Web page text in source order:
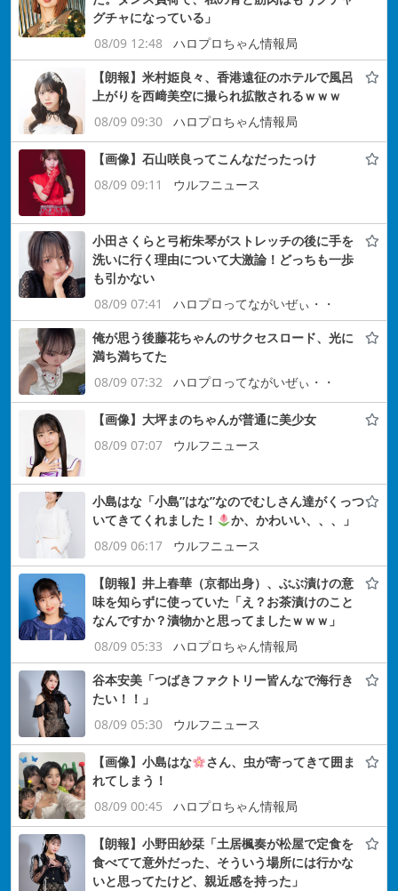
グチャになっている」
08/09 12:48
ハロプロちゃん情報局
【朗報】米村姫良々、香港遠征のホテルで風呂
上がりを西﨑美空に撮られ拡散されるｗｗｗ
08/09 09:30
ハロプロちゃん情報局
【画像】石山咲良ってこんなだったっけ
08/09 09:11
ウルフニュース
小田さくらと弓桁朱琴がストレッチの後に手を
洗いに行く理由について大激論！どっちも一歩
も引かない
08/09 07:41
ハロプロってながいぜぃ・・
俺が思う後藤花ちゃんのサクセスロード、光に
満ち満ちてた
08/09 07:32
ハロプロってながいぜぃ・・
【画像】大坪まのちゃんが普通に美少女
08/09 07:07
ウルフニュース
小島はな「小島”はな”なのでむしさん達がくっつ
いてきてくれました！
か、かわいい、、、」
08/09 06:17
ウルフニュース
【朗報】井上春華（京都出身）、ぶぶ漬けの意
味を知らずに使っていた「え？お茶漬けのこと
なんですか？漬物かと思ってましたｗｗｗ」
08/09 05:33
ハロプロちゃん情報局
谷本安美「つばきファクトリー皆んなで海行き
たい！！」
08/09 05:30
ウルフニュース
【画像】小島はな
さん、虫が寄ってきて囲ま
れてしまう！
08/09 00:45
ハロプロちゃん情報局
【朗報】小野田紗栞「土居楓奏が松屋で定食を
食べてて意外だった、そういう場所には行かな
いと思ってたけど、親近感を持った」